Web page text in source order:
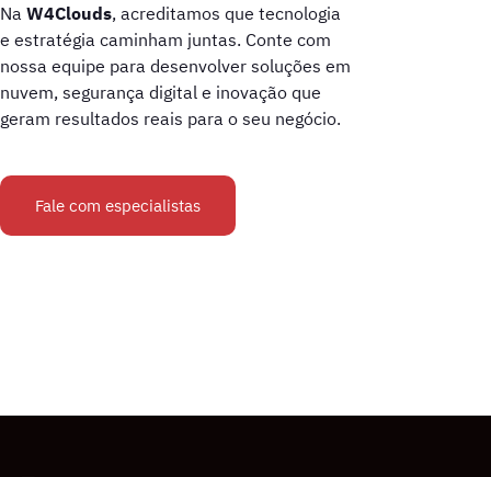
Na W4Clouds, acreditamos que tecnologia
e estratégia caminham juntas. Conte com
nossa equipe para desenvolver soluções em
nuvem, segurança digital e inovação que
geram resultados reais para o seu negócio.
Fale com especialistas